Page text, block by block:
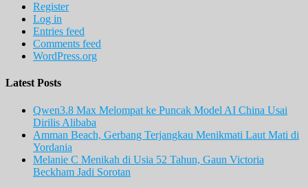
Register
Log in
Entries feed
Comments feed
WordPress.org
Latest Posts
Qwen3.8 Max Melompat ke Puncak Model AI China Usai
Dirilis Alibaba
Amman Beach, Gerbang Terjangkau Menikmati Laut Mati di
Yordania
Melanie C Menikah di Usia 52 Tahun, Gaun Victoria
Beckham Jadi Sorotan